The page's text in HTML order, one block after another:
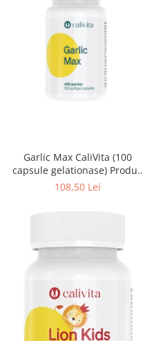
Garlic Max CaliVita (100
capsule gelationase) Produs
naturist cu usturoi
108,50 Lei